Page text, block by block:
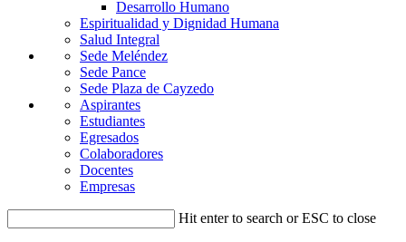
Desarrollo Humano
Espiritualidad y Dignidad Humana
Salud Integral
Sede Meléndez
Sede Pance
Sede Plaza de Cayzedo
Aspirantes
Estudiantes
Egresados
Colaboradores
Docentes
Empresas
Hit enter to search or ESC to close